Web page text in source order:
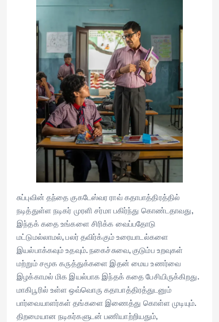
சுப்புவின் தந்தை குகடேஸ்வர ராவ் கதாபாத்திரத்தில்
நடித்துள்ள நடிகர் முரளி சர்மா பகிர்ந்து கொண்டதாவது,
இந்தக் கதை உங்களை சிரிக்க வைப்பதோடு
மட்டுமல்லாமல், பலர் தவிர்க்கும் உரையாடல்களை
இயல்பாக்கவும் உதவும். நகைச்சுவை, குடும்ப உறவுகள்
மற்றும் சமூக கருத்துக்களை இதன் மைய உணர்வை
இழக்காமல் மிக இயல்பாக இந்தக் கதை பேசியிருக்கிறது.
மாகிபூரில் உள்ள ஒவ்வொரு கதாபாத்திரத்துடனும்
பார்வையாளர்கள் தங்களை இணைத்து கொள்ள முடியும்.
திறமையான நடிகர்களுடன் பணியாற்றியதும்,